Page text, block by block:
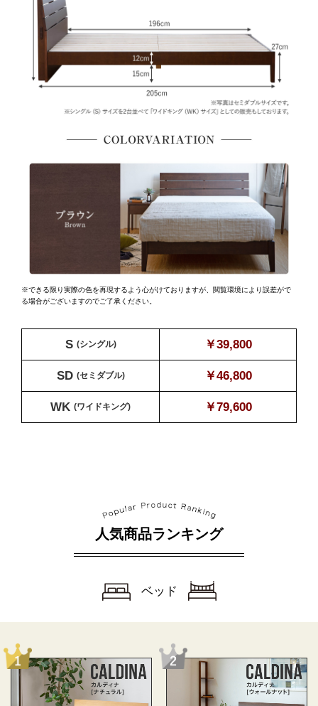
※できる限り実際の色を再現するよう心がけておりますが、 閲覧環境により誤差がで
る場合がございますのでご了承ください。
S (シングル) ￥39,800
SD (セミダブル) ￥46,800
WK (ワイドキング) ￥79,600
人気商品ランキング
ベッド